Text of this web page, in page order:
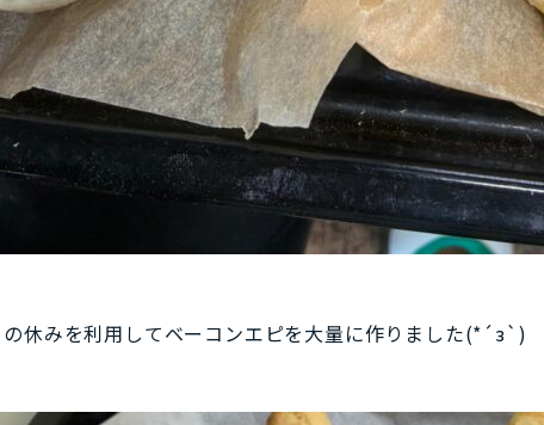
休みを利用してベーコンエピを大量に作りました(*´з`)